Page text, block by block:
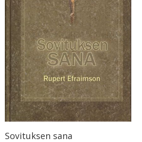
Sovituksen sana